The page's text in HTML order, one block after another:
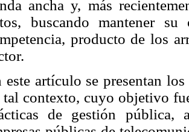
ancha y, más
buscando mantener
producto de los
este artículo se presentan
tal contexto, cuyo objetivo
de gestión pública,